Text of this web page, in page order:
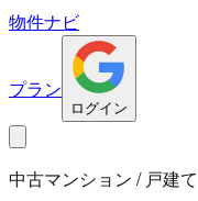
物件ナビ
プラン
ログイン
中古マンション / 戸建て